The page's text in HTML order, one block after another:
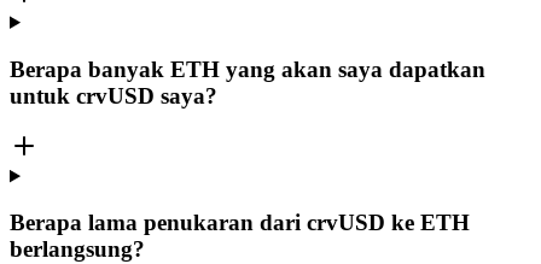
Berapa banyak ETH yang akan saya dapatkan
untuk crvUSD saya?
Berapa lama penukaran dari crvUSD ke ETH
berlangsung?